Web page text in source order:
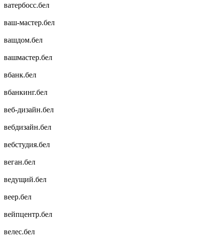
ватербосс.бел
ваш-мастер.бел
вашдом.бел
вашмастер.бел
вбанк.бел
вбанкинг.бел
веб-дизайн.бел
вебдизайн.бел
вебстудия.бел
веган.бел
ведущий.бел
веер.бел
вейпцентр.бел
велес.бел